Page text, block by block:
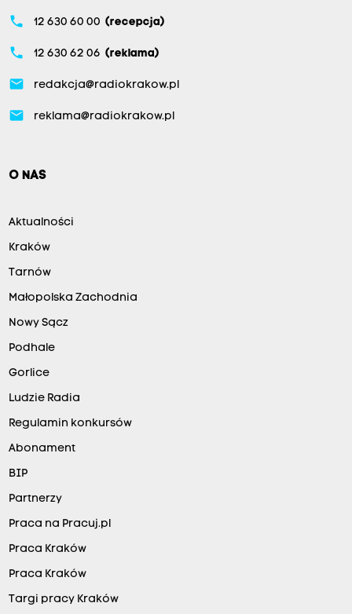
phone 12 630 60 00 (recepcja)
phone 12 630 62 06 (reklama)
email redakcja@radiokrakow.pl
email reklama@radiokrakow.pl
O NAS
Aktualności
Kraków
Tarnów
Małopolska Zachodnia
Nowy Sącz
Podhale
Gorlice
Ludzie Radia
Regulamin konkursów
Abonament
BIP
Partnerzy
Praca na Pracuj.pl
Praca Kraków
Praca Kraków
Targi pracy Kraków